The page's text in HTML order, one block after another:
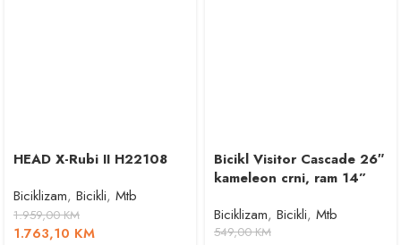
HEAD X-Rubi II H22108
Biciklizam, Bicikli, Mtb
1.959,00KM
1.763,10 KM
Bicikl Visitor Cascade 26″
kameleon crni, ram 14”
Biciklizam, Bicikli, Mtb
549,00KM